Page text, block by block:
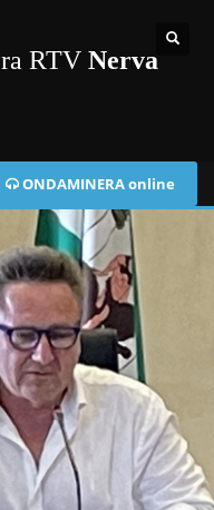
RTV Nerva
ONDAMINERA online